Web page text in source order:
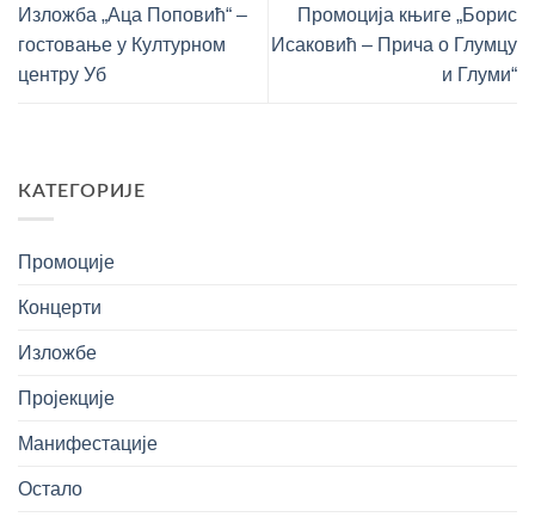
Изложба „Аца Поповић“ –
гостовање у Културном
центру Уб
Промоција књиге „Борис
Исаковић – Прича о Глумцу
и Глуми“
КАТЕГОРИЈЕ
Промоције
Концерти
Изложбе
Пројекције
Манифестације
Остало